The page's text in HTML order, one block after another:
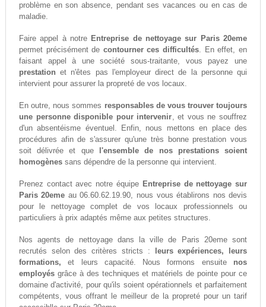
problème en son absence, pendant ses vacances ou en cas de
maladie.
Faire appel à notre Entreprise de nettoyage sur Paris 20eme
permet précisément de contourner ces difficultés. En effet, en
faisant appel à une société sous-traitante, vous payez une
prestation et n'êtes pas l'employeur direct de la personne qui
intervient pour assurer la propreté de vos locaux.
En outre, nous sommes responsables de vous trouver toujours
une personne disponible pour intervenir, et vous ne souffrez
d'un absentéisme éventuel. Enfin, nous mettons en place des
procédures afin de s'assurer qu'une très bonne prestation vous
soit délivrée et que
l'ensemble de nos prestations soient
homogènessans dépendre de la personne qui intervient.
Prenez contact avec notre équipe Entreprise de nettoyage sur
Paris 20eme au 06.60.62.19.90, nous vous établirons nos devis
pour le nettoyage complet de vos locaux professionnels ou
particuliers à prix adaptés même aux petites structures.
Nos agents de nettoyage dans la ville de Paris 20eme sont
recrutés selon des critères stricts :
leurs expériences, leurs
formations, et leurs capacité. Nous formons ensuite nos
employésgrâce à des techniques et matériels de pointe pour ce
domaine d'activité, pour qu'ils soient opérationnels et parfaitement
compétents, vous offrant le meilleur de la propreté pour un tarif